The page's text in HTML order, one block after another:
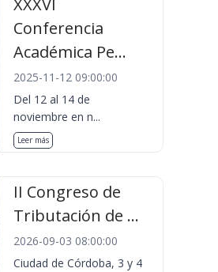
XXXVI
Conferencia
Académica Pe...
2025-11-12 09:00:00
Del 12 al 14 de
noviembre en n...
Leer más
II Congreso de
Tributación de ...
2026-09-03 08:00:00
Ciudad de Córdoba, 3 y 4